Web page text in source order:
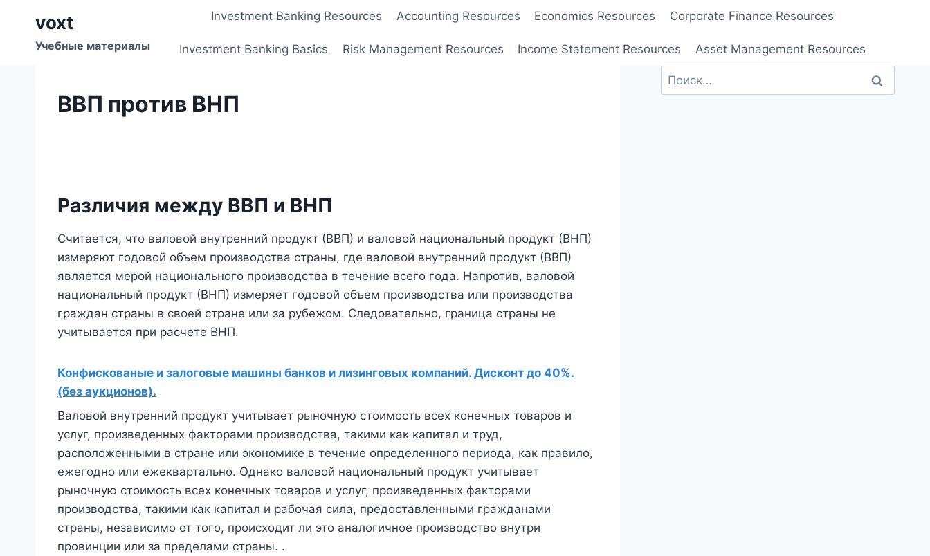
содержимому
voxt
Учебные материалы
Investment Banking Resources Accounting Resources Economics Resources Corporate Finance Resources
Investment Banking Basics Risk Management Resources Income Statement Resources Asset Management Resources
ВВП против ВНП
Различия между ВВП и ВНП
Считается, что валовой внутренний продукт (ВВП) и валовой национальный продукт (ВНП)
измеряют годовой объем производства страны, где валовой внутренний продукт (ВВП)
является мерой национального производства в течение всего года. Напротив, валовой
национальный продукт (ВНП) измеряет годовой объем производства или производства
граждан страны в своей стране или за рубежом. Следовательно, граница страны не
учитывается при расчете ВНП.
Конфискованые и залоговые машины банков и лизинговых компаний. Дисконт до 40%.
(без аукционов).
Валовой внутренний продукт учитывает рыночную стоимость всех конечных товаров и
услуг, произведенных факторами производства, такими как капитал и труд,
расположенными в стране или экономике в течение определенного периода, как правило,
ежегодно или ежеквартально. Однако валовой национальный продукт учитывает
рыночную стоимость всех конечных товаров и услуг, произведенных факторами
производства, такими как капитал и рабочая сила, предоставленными гражданами
страны, независимо от того, происходит ли это аналогичное производство внутри
провинции или за пределами страны. .
Найти: